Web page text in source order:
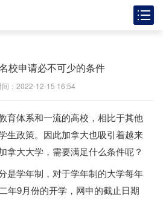
校申请必不可少的条件
间：2022-12-15 16:54
育体系和一流的高校，相比于其他
生政策。因此加拿大也吸引着越来
拿大大学，需要满足什么条件呢？
是学年制，对于学年制的大学每年
年9月份的开学，网申的截止日期